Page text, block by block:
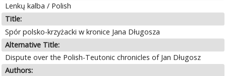
Lenkų kalba / Polish
Title:
Spór polsko-krzyżacki w kronice Jana Długosza
Alternative Title:
Dispute over the Polish-Teutonic chronicles of Jan Długosz
Authors: